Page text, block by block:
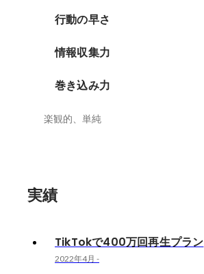
行動の早さ
情報収集力
巻き込み力
楽観的、単純
実績
TikTokで400万回再生プラン
2022年4月 -